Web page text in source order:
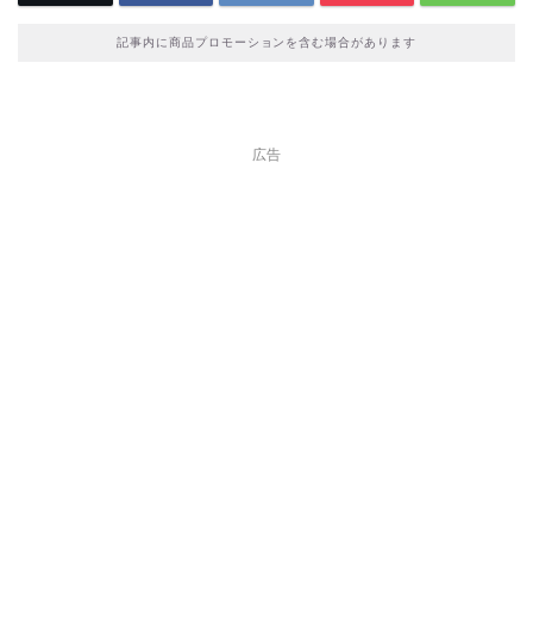
記事内に商品プロモーションを含む場合があります
広告